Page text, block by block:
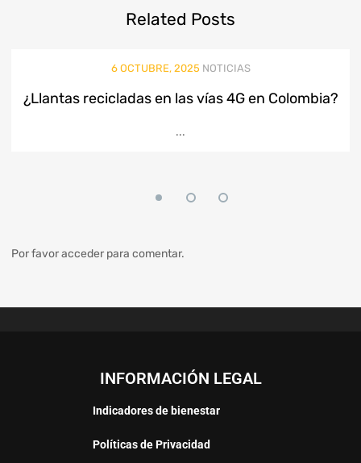
Related Posts
6 OCTUBRE, 2025 NOTICIAS
¿Llantas recicladas en las vías 4G en Colombia?
...
Por favor acceder para comentar.
INFORMACIÓN LEGAL
Indicadores de bienestar
Políticas de Privacidad